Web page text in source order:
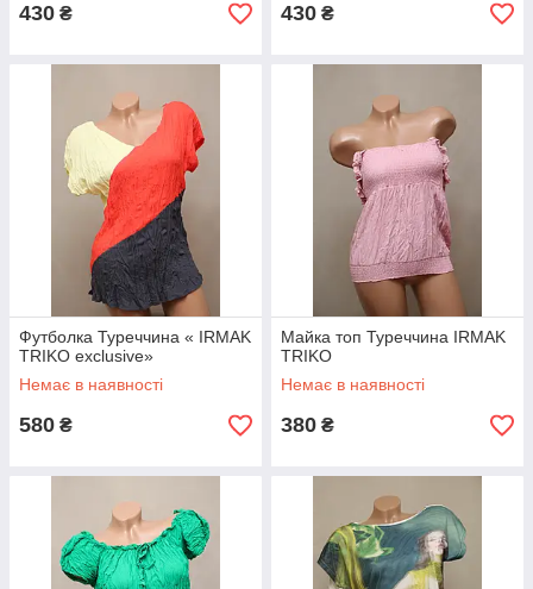
430 ₴ 430 ₴
Футболка Туреччина « IRMAK
TRIKO exclusive»
Немає в наявності
580 ₴
Майка топ Туреччина IRMAK
TRIKO
Немає в наявності
380 ₴